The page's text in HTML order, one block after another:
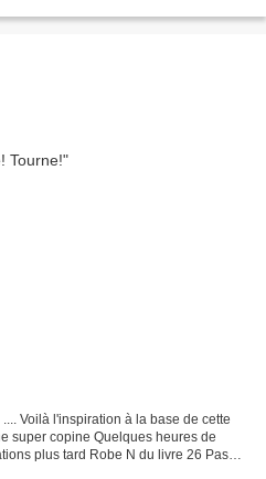
Voilà l'inspiration à la base de cette
super copine Quelques heures de
plus tard Robe N du livre 26 Pas